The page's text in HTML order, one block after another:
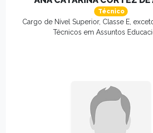
Técnico
Cargo de Nível Superior, Classe E,
Técnicos em Assuntos